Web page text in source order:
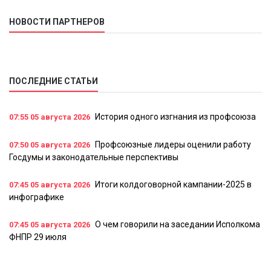
НОВОСТИ ПАРТНЕРОВ
ПОСЛЕДНИЕ СТАТЬИ
07:55 05 августа 2026 История одного изгнания из профсоюза
07:50 05 августа 2026
Профсоюзные лидеры оценили работу
Госдумы и законодательные перспективы
07:45 05 августа 2026
Итоги колдоговорной кампании-2025 в
инфографике
07:45 05 августа 2026 О чем говорили на заседании Исполкома
ФНПР 29 июля